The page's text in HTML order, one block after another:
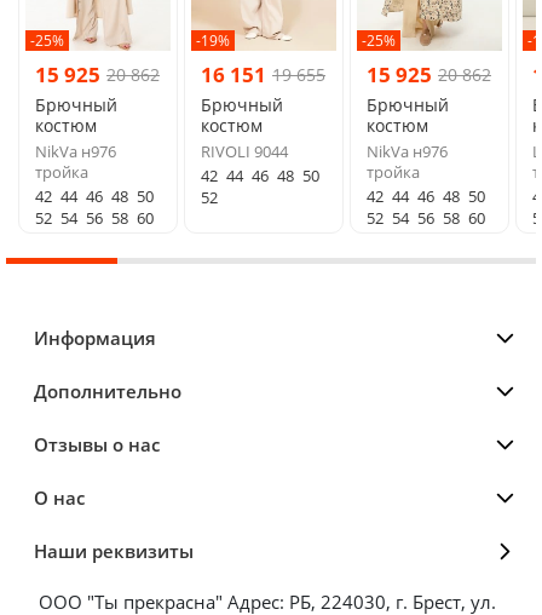
-25%
15 925 20 862
Брючный
костюм
NikVa н976
тройка
42 44 46 48 50
52 54 56 58 60
-19%
16 151 19 655
Брючный
костюм
RIVOLI 9044
42 44 46 48 50
52
-25%
15 925 20 862
Брючный
костюм
NikVa н976
тройка
42 44 46 48 50
52 54 56 58 60
-
Информация
Дополнительно
Отзывы о нас
О нас
Наши реквизиты
ООО "Ты прекрасна" Адрес: РБ, 224030, г. Брест, ул.